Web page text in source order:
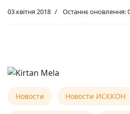
03 квітня 2018 Останнє оновлення:
Новости Новости ИСККОН